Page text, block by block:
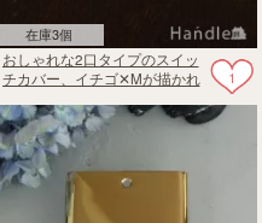
在庫3個
1
おしゃれな2口タイプのスイッ
チカバー、イチゴ✕Mが描かれ
レート